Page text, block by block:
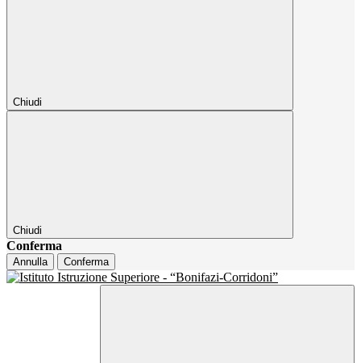
Chiudi
Chiudi
Conferma
Annulla Conferma